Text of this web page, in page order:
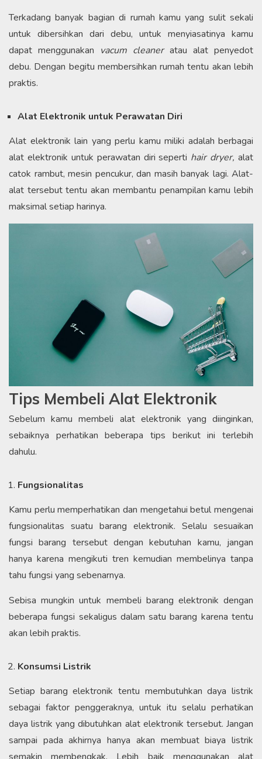
Terkadang banyak bagian di rumah kamu yang sulit sekali
untuk dibersihkan dari debu, untuk menyiasatinya kamu
dapat menggunakan vacum cleaneratau alat penyedot
debu. Dengan begitu membersihkan rumah tentu akan lebih
praktis.
Alat Elektronik untuk Perawatan Diri
Alat elektronik lain yang perlu kamu miliki adalah berbagai
alat elektronik untuk perawatan diri seperti hair dryer, alat
catok rambut, mesin pencukur, dan masih banyak lagi. Alat-
alat tersebut tentu akan membantu penampilan kamu lebih
maksimal setiap harinya.
Tips Membeli Alat Elektronik
Sebelum kamu membeli alat elektronik yang diinginkan,
sebaiknya perhatikan beberapa tips berikut ini terlebih
dahulu.
Fungsionalitas
Kamu perlu memperhatikan dan mengetahui betul mengenai
fungsionalitas suatu barang elektronik. Selalu sesuaikan
fungsi barang tersebut dengan kebutuhan kamu, jangan
hanya karena mengikuti tren kemudian membelinya tanpa
tahu fungsi yang sebenarnya.
Sebisa mungkin untuk membeli barang elektronik dengan
beberapa fungsi sekaligus dalam satu barang karena tentu
akan lebih praktis.
Konsumsi Listrik
Setiap barang elektronik tentu membutuhkan daya listrik
sebagai faktor penggeraknya, untuk itu selalu perhatikan
daya listrik yang dibutuhkan alat elektronik tersebut. Jangan
sampai pada akhirnya hanya akan membuat biaya listrik